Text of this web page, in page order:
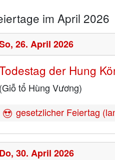
im April 2026
26. April 2026
der Hung
(Giỗ tổ Hùng Vương)
gesetzlicher Feiertag
Do, 30. April 2026